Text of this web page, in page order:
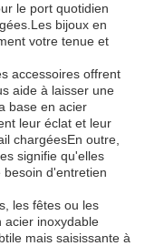
le port quotidien
bijoux en
votre tenue et
accessoires offrent
aide à laisser une
base en acier
leur éclat et leur
chargéesEn outre,
signifie qu'elles
d'entretien
les fêtes ou les
acier inoxydable
mais saisissante à